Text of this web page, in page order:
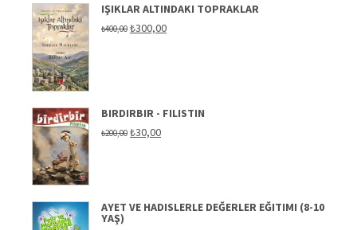
IŞIKLAR ALTINDAKI TOPRAKLAR
₺400,00 Original
price
₺300,00Current
price
BIRDIRBIR - FILISTIN
₺200,00 Original
₺30,00Current
AYET VE HADISLERLE DEĞERLER EĞITIMI (8-10
YAŞ)